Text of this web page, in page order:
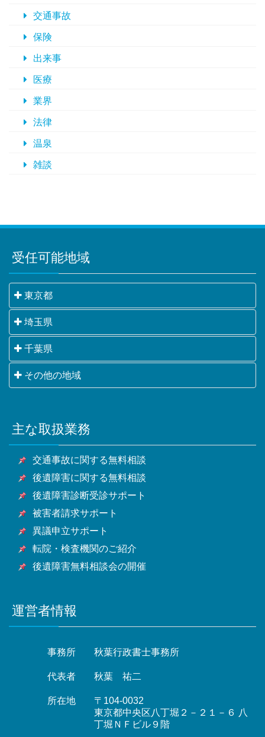
交通事故
保険
出来事
医療
業界
法律
温泉
雑談
受任可能地域
東京都
千代田区・中央区・港区・新宿区・文京区・台東区・
墨田区・江東区・品川区・目黒区・大田区・世田谷
区・渋谷区・中野区・杉並区・豊島区・北区・荒川
区・板橋区・練馬区・足立区・葛飾区・江戸川区・八
王子市・立川市・武蔵野市・三鷹市・青梅市・府中
市・東大和市・清瀬市・東久留米市・武蔵村山市・多
摩市・稲城市・羽村市・あきる野市・西東京市他東京
都全域
埼玉県
さいたま市・川越市・熊谷市・川口市・行田市・秩父
市・所沢市・飯能市・加須市・本庄市・東松山市・春
日部市・狭山市・羽生市・鴻巣市・深谷市・上尾市・
潮市・富士見市・三郷市・蓮田市・坂戸市・幸手市・
鶴ヶ島市・日高市・吉川市・ふじみ野市・白岡市他埼
千葉県
千葉市・銚子市・市川市・船橋市・館山市・木更津
市・松戸市・野田市・茂原市・成田市・佐倉市・東金
市・富津市・浦安市・四街道市・袖ケ浦市・八街市・
印西市・白井市・富里市・南房総市・匝瑳市・香取
市・山武市・いすみ市・大網白里市他千葉県全域
その他の地域
甲府市・山梨市・南アルプス市他山梨県全域・長野
県・静岡県等
主な取扱業務
交通事故に関する無料相談
後遺障害に関する無料相談
後遺障害診断受診サポート
被害者請求サポート
異議申立サポート
転院・検査機関のご紹介
後遺障害無料相談会の開催
運営者情報
事務所 秋葉行政書士事務所
代表者 秋葉 祐二
所在地
〒104-0032
東京都中央区八丁堀２－２１－６ 八
丁堀ＮＦビル９階